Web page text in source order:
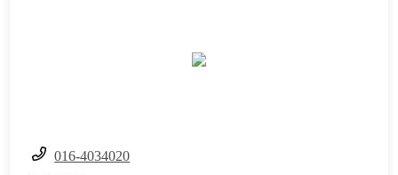
016-4034020